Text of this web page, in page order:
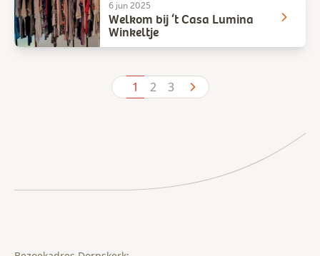
Welkom bij ‘t Casa Lumina
Winkeltje
6 jun 2025
1 2 3